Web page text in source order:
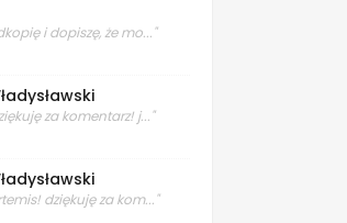
i dopiszę, że mo..."
za komentarz! j..."
dziękuję za kom..."